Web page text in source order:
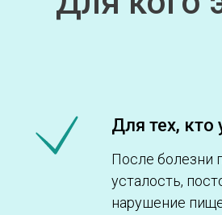
Для тех,
После болезни
усталость,
нарушение